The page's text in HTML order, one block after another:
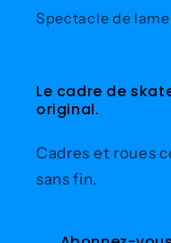
Spectacle de
Le cadre de
original.
Cadres et roues
sans fin.